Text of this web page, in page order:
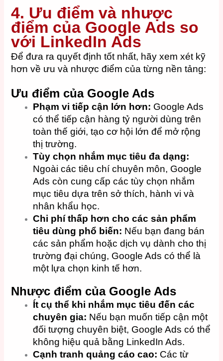
4. Ưu điểm và nhược
điểm của Google Ads so
với LinkedIn Ads
Để đưa ra quyết định tốt nhất, hãy xem xét kỹ
hơn về ưu và nhược điểm của từng nền tảng:
Ưu điểm của Google Ads
Phạm vi tiếp cận lớn hơn: Google Ads
có thể tiếp cận hàng tỷ người dùng trên
toàn thế giới, tạo cơ hội lớn để mở rộng
thị trường.
Tùy chọn nhắm mục tiêu đa dạng:
Ngoài các tiêu chí chuyên môn, Google
Ads còn cung cấp các tùy chọn nhắm
mục tiêu dựa trên sở thích, hành vi và
nhân khẩu học.
Chi phí thấp hơn cho các sản phẩm
tiêu dùng phổ biến: Nếu bạn đang bán
các sản phẩm hoặc dịch vụ dành cho thị
trường đại chúng, Google Ads có thể là
một lựa chọn kinh tế hơn.
Nhược điểm của Google Ads
Ít cụ thể khi nhắm mục tiêu đến các
chuyên gia: Nếu bạn muốn tiếp cận một
đối tượng chuyên biệt, Google Ads có thể
không hiệu quả bằng LinkedIn Ads.
Cạnh tranh quảng cáo cao: Các từ